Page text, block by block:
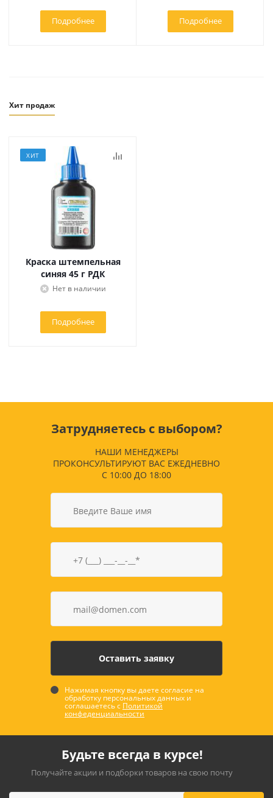
Подробнее Подробнее
Хит продаж
ХИТ
Краска штемпельная
синяя 45 г РДК
Нет в наличии
Подробнее
Затрудняетесь с выбором?
НАШИ МЕНЕДЖЕРЫ
ПРОКОНСУЛЬТИРУЮТ ВАС ЕЖЕДНЕВНО
С 10:00 ДО 18:00
Нажимая кнопку вы даете согласие на
обработку персональных данных и
соглашаетесь с Политикой
конфеденциальности
Будьте всегда в курсе!
Получайте акции и подборки товаров на свою почту